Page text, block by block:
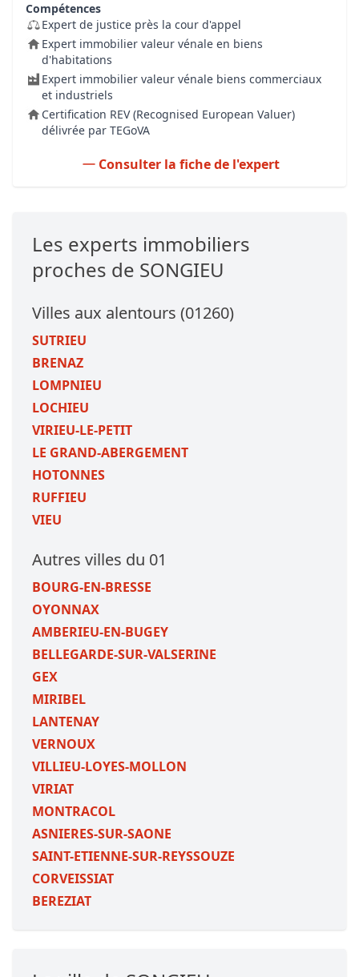
Compétences
Expert de justice près la cour d'appel
Expert immobilier valeur vénale en biens
d'habitations
Expert immobilier valeur vénale biens commerciaux
et industriels
Certification REV (Recognised European Valuer)
délivrée par TEGoVA
Consulter la fiche de l'expert
Les experts immobiliers
proches de SONGIEU
Villes aux alentours (01260)
SUTRIEU
BRENAZ
LOMPNIEU
LOCHIEU
VIRIEU-LE-PETIT
LE GRAND-ABERGEMENT
HOTONNES
RUFFIEU
VIEU
Autres villes du 01
BOURG-EN-BRESSE
OYONNAX
AMBERIEU-EN-BUGEY
BELLEGARDE-SUR-VALSERINE
GEX
MIRIBEL
LANTENAY
VERNOUX
VILLIEU-LOYES-MOLLON
VIRIAT
MONTRACOL
ASNIERES-SUR-SAONE
SAINT-ETIENNE-SUR-REYSSOUZE
CORVEISSIAT
BEREZIAT